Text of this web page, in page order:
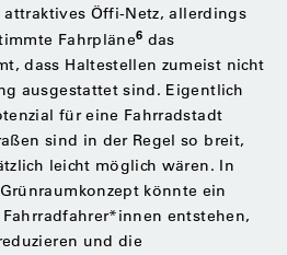
Öffi-Netz, allerdings
Fahrpläne6 das
dass Haltestellen zumeist nicht
ausgestattet sind. Eigentlich
für eine Fahrradstadt
sind in der Regel so breit,
leicht möglich wären. In
könnte ein
entstehen,
und die